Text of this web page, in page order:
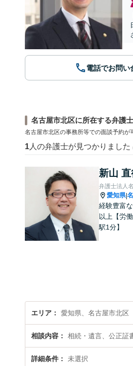
電話でお問い
名古屋市北区に所在する弁護士
名古屋市北区の事務所等での面談予約が
1 人の弁護士が見つかりました
新山
弁護士法人
愛知県|
経験豊富
以上【労
駅1分】
エリア 愛知県、名古屋市北区
相談内容 相続・遺言、公正証
詳細条件 未選択